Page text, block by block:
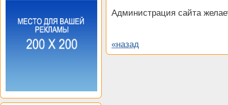
Администрация сайта
«назад